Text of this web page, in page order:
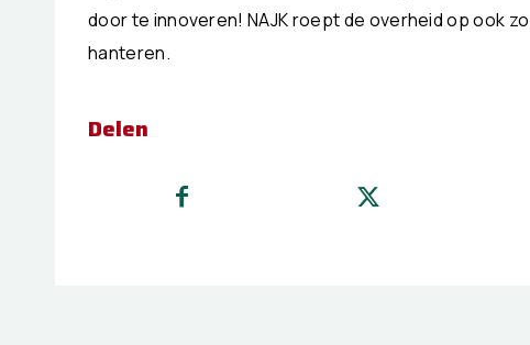
door te innoveren! NAJK roept de overheid op ook
hanteren.
Delen